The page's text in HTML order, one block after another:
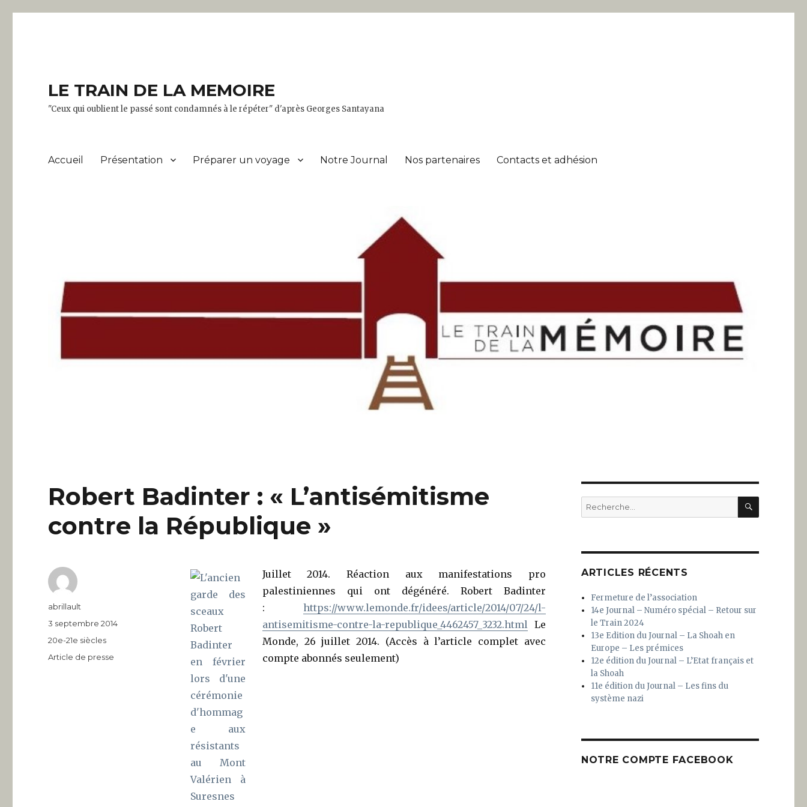
LE TRAIN DE LA MEMOIRE
"Ceux qui oublient le passé sont condamnés à le répéter" d'après Georges Santayana
Accueil Présentation Préparer un voyage Notre Journal Nos partenaires Contacts et adhésion
Robert Badinter : « L’antisémitisme
contre la République »
Juillet 2014. Réaction aux manifestations pro
palestiniennes qui ont dégénéré. Robert Badinter
: https://www.lemonde.fr/idees/article/2014/07/24/l-
antisemitisme-contre-la-republique_4462457_3232.htmlLe
Monde, 26 juillet 2014. (Accès à l’article complet avec
compte abonnés seulement)
Auteur
abrillault
Publié
3 septembre 2014
Catégories
20e-21e siècles
Étiquettes
Article de presse
Recherche
pour
ARTICLES RÉCENTS
Fermeture de l’association
14e Journal – Numéro spécial – Retour sur
le Train 2024
13e Edition du Journal – La Shoah en
Europe – Les prémices
12e édition du Journal – L’Etat français et
la Shoah
11e édition du Journal – Les fins du
système nazi
NOTRE COMPTE FACEBOOK